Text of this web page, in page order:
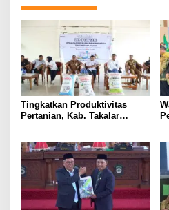
Tingkatkan Produktivitas
Pertanian, Kab. Takalar
29 Ribu Ton